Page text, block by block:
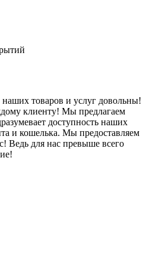
товаров и услуг довольны!
клиенту! Мы предлагаем
доступность наших
и кошелька. Мы предоставляем
Ведь для нас превыше всего